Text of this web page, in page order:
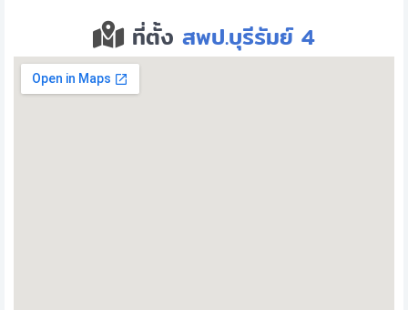
ที่ตั้ง สพป.บุรีรัมย์ 4